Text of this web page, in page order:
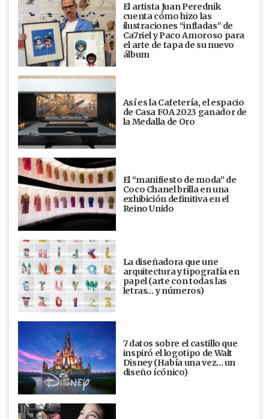
El artista Juan Perednik
cuenta cómo hizo las
ilustraciones “infladas” de
Ca7riel y Paco Amoroso para
el arte de tapa de su nuevo
álbum
Así es la Cafetería, el espacio
de Casa FOA 2023 ganador de
la Medalla de Oro
El “manifiesto de moda” de
Coco Chanel brilla en una
exhibición definitiva en el
Reino Unido
La diseñadora que une
arquitectura y tipografía en
papel (arte con todas las
letras… y números)
7 datos sobre el castillo que
inspiró el logotipo de Walt
Disney (Había una vez... un
diseño ícónico)